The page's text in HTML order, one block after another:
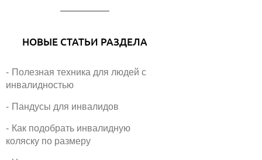
НОВЫЕ СТАТЬИ РАЗДЕЛА
Полезная техника для людей с
инвалидностью
Пандусы для инвалидов
Как подобрать инвалидную
коляску по размеру